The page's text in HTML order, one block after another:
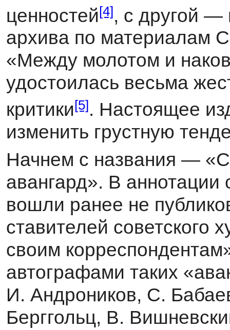
ценностей[4], с другой —
архива по ма­териалам
«Между молотом и
удостоилась весьма
критики [5] . Настоящее
изменить грустную
Начнем с названия —
авангард». В аннотации
вошли ранее не
ставителей советского
своим
автографами таких
И. Андроников, С.
Берггольц, В.